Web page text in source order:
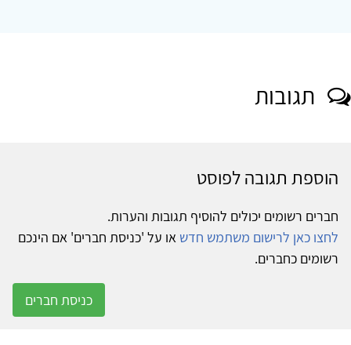
תגובות
הוספת תגובה לפוסט
חברים רשומים יכולים להוסיף תגובות והערות.
לחצו כאן לרישום משתמש חדש או על 'כניסת חברים' אם הינכם
רשומים כחברים.
כניסת חברים